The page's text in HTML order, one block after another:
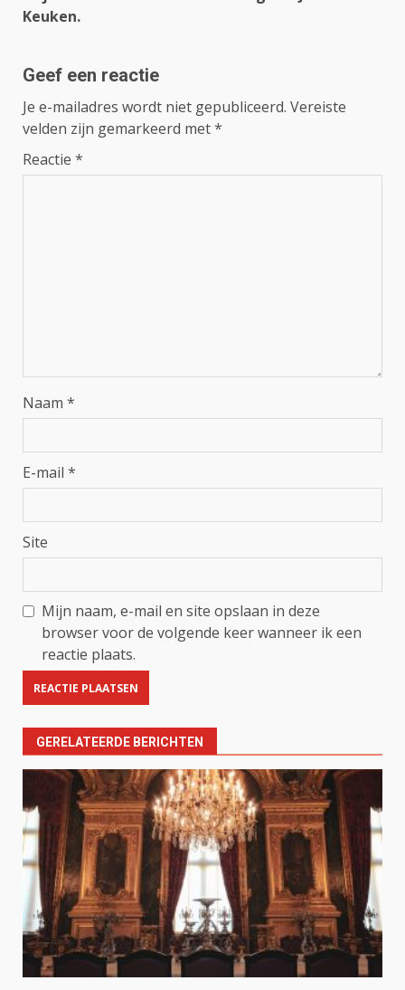
Keuken.
Geef een reactie
Je e-mailadres wordt niet gepubliceerd. Vereiste
velden zijn gemarkeerd met*
Reactie *
Naam *
E-mail *
Site
Mijn naam, e-mail en site opslaan in deze
browser voor de volgende keer wanneer ik een
reactie plaats.
GERELATEERDE BERICHTEN